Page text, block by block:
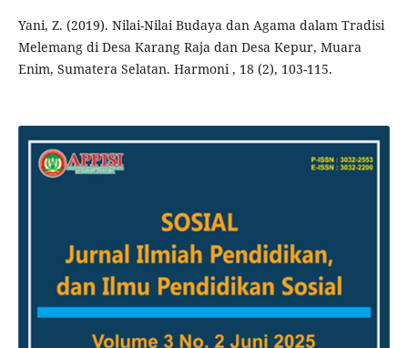
Yani, Z. (2019). Nilai-Nilai Budaya dan Agama dalam Tradisi
Melemang di Desa Karang Raja dan Desa Kepur, Muara
Enim, Sumatera Selatan. Harmoni , 18 (2), 103-115.